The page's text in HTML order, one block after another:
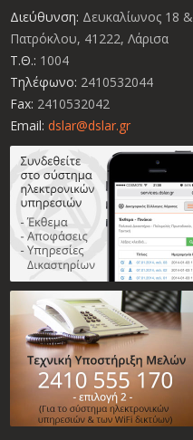
Διεύθυνση: Δευκαλίωνος 18 &
Πατρόκλου, 41222, Λάρισα
Τ.Θ.: 1004
Τηλέφωνο: 2410532044
Fax: 2410532042
Email: dslar@dslar.gr